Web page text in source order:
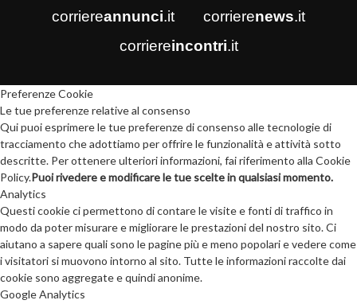
corriereannunci.it corrierenews.it
corriereincontri.it
Preferenze Cookie
Le tue preferenze relative al consenso
Qui puoi esprimere le tue preferenze di consenso alle tecnologie di
tracciamento che adottiamo per offrire le funzionalità e attività sotto
descritte. Per ottenere ulteriori informazioni, fai riferimento alla Cookie
Policy.Puoi rivedere e modificare le tue scelte in qualsiasi momento.
Analytics
Questi cookie ci permettono di contare le visite e fonti di traffico in
modo da poter misurare e migliorare le prestazioni del nostro sito. Ci
aiutano a sapere quali sono le pagine più e meno popolari e vedere come
i visitatori si muovono intorno al sito. Tutte le informazioni raccolte dai
cookie sono aggregate e quindi anonime.
Google Analytics